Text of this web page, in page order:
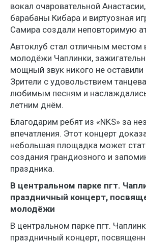
вокал очаровательной
барабаны Кибара и виртуозная
Самира создали неповторимую
Автоклуб стал отличным местом
молодёжи Чаплинки,
мощный звук никого не
Зрители с удовольствием
любимым песням и
летним днём.
Благодарим ребят из «NKS» за
впечатления. Этот концерт
небольшая площадка может
создания грандиозного и
праздника.
В центральном парке пгт.
праздничный концерт,
молодёжи
В центральном парке пгт.
праздничный концерт,